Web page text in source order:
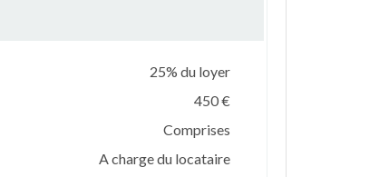
25% du loyer
450 €
Comprises
A charge du locataire